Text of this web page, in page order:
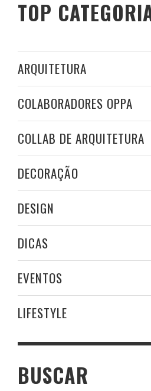
TOP
ARQUITETURA
COLABORADORES OPPA
COLLAB DE ARQUITETURA
DECORAÇÃO
DESIGN
DICAS
EVENTOS
LIFESTYLE
BUSCAR